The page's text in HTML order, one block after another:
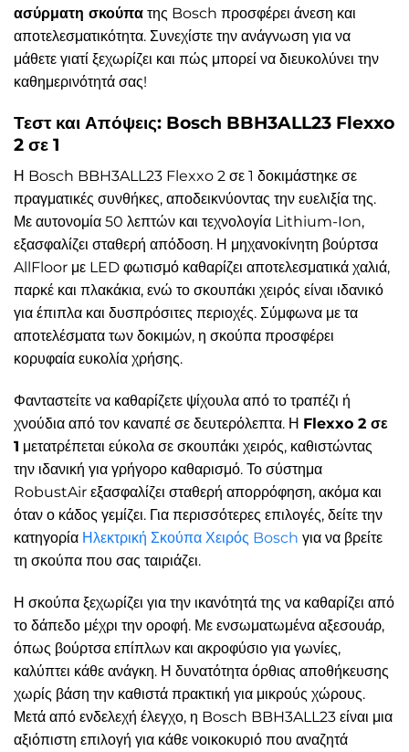
ασύρματη σκούπα της Bosch προσφέρει άνεση και
αποτελεσματικότητα. Συνεχίστε την ανάγνωση για να
μάθετε γιατί ξεχωρίζει και πώς μπορεί να διευκολύνει την
καθημερινότητά σας!
Τεστ και Απόψεις: Bosch BBH3ALL23 Flexxo
2 σε 1
Η Bosch BBH3ALL23 Flexxo 2 σε 1 δοκιμάστηκε σε
πραγματικές συνθήκες, αποδεικνύοντας την ευελιξία της.
Με αυτονομία 50 λεπτών και τεχνολογία Lithium-Ion,
εξασφαλίζει σταθερή απόδοση. Η μηχανοκίνητη βούρτσα
AllFloor με LED φωτισμό καθαρίζει αποτελεσματικά χαλιά,
παρκέ και πλακάκια, ενώ το σκουπάκι χειρός είναι ιδανικό
για έπιπλα και δυσπρόσιτες περιοχές. Σύμφωνα με τα
αποτελέσματα των δοκιμών, η σκούπα προσφέρει
κορυφαία ευκολία χρήσης.
Φανταστείτε να καθαρίζετε ψίχουλα από το τραπέζι ή
χνούδια από τον καναπέ σε δευτερόλεπτα. Η Flexxo 2 σε
1 μετατρέπεται εύκολα σε σκουπάκι χειρός, καθιστώντας
την ιδανική για γρήγορο καθαρισμό. Το σύστημα
RobustAir εξασφαλίζει σταθερή απορρόφηση, ακόμα και
όταν ο κάδος γεμίζει. Για περισσότερες επιλογές, δείτε την
κατηγορία Ηλεκτρική Σκούπα Χειρός Bosch για να βρείτε
τη σκούπα που σας ταιριάζει.
Η σκούπα ξεχωρίζει για την ικανότητά της να καθαρίζει από
το δάπεδο μέχρι την οροφή. Με ενσωματωμένα αξεσουάρ,
όπως βούρτσα επίπλων και ακροφύσιο για γωνίες,
καλύπτει κάθε ανάγκη. Η δυνατότητα όρθιας αποθήκευσης
χωρίς βάση την καθιστά πρακτική για μικρούς χώρους.
Μετά από ενδελεχή έλεγχο, η Bosch BBH3ALL23 είναι μια
αξιόπιστη επιλογή για κάθε νοικοκυριό που αναζητά